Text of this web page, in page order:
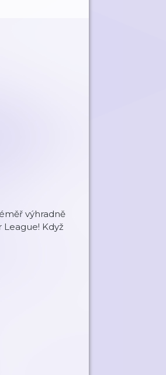
výhradně
League! Když